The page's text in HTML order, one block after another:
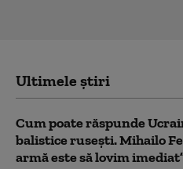
Ultimele știri
Cum poate răspunde
balistice rusești. Mihailo
armă este să lovim